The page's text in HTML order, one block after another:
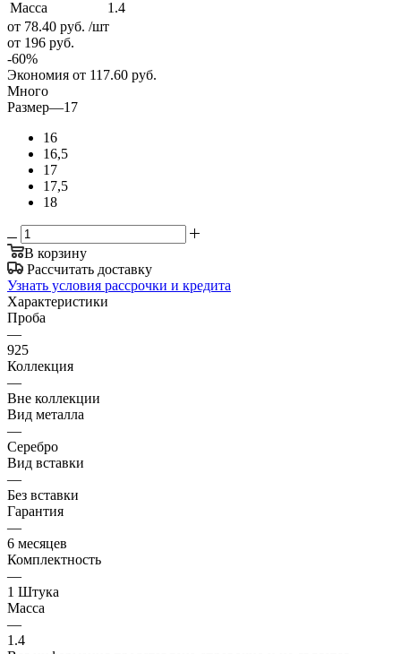
Масса
1.4
от 78.40 руб. /шт
от 196 руб.
-60%
Экономия от 117.60 руб.
Много
Размер—17
16
16,5
17
17,5
18
В корзину
Рассчитать доставку
Узнать условия рассрочки и кредита
Характеристики
Проба
—
925
Коллекция
—
Вне коллекции
Вид металла
—
Серебро
Вид вставки
—
Без вставки
Гарантия
—
6 месяцев
Комплектность
—
1 Штука
Масса
—
1.4